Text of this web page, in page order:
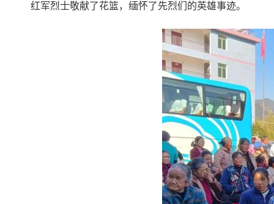
红军烈士敬献了花篮，缅怀了先烈们的英雄事迹。